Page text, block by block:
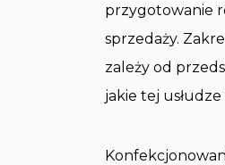
przygotowanie
sprzedaży.
zależy od
jakie tej